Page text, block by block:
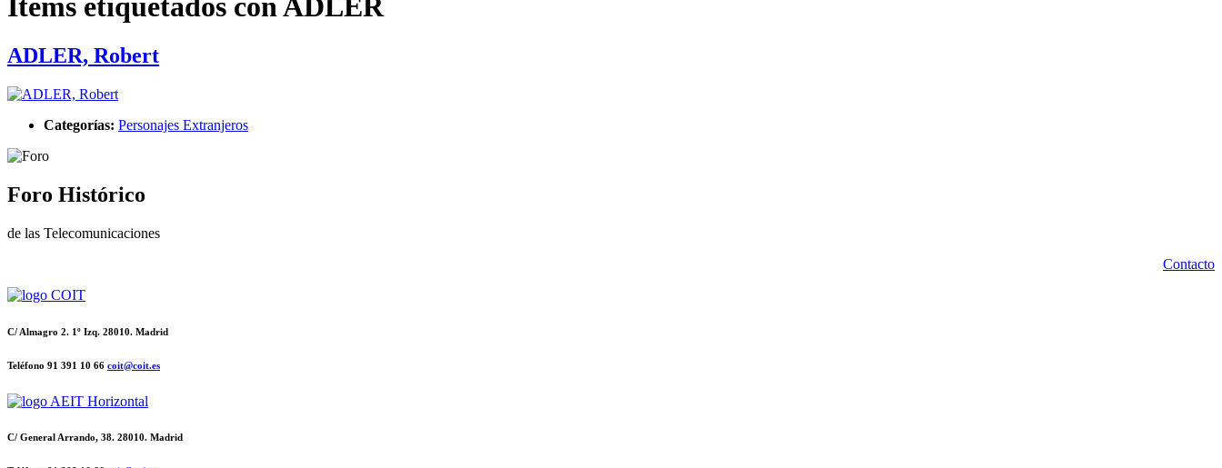
Ítems etiquetados con ADLER
ADLER, Robert
Categorías: Personajes Extranjeros
Foro Histórico
de las Telecomunicaciones
Contacto
C/ Almagro 2. 1º Izq. 28010. Madrid
Teléfono 91 391 10 66 coit@coit.es
C/ General Arrando, 38. 28010. Madrid